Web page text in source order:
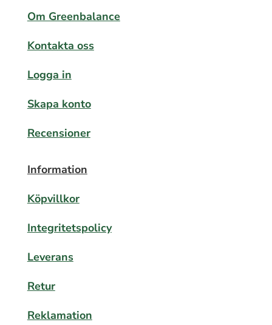
Om Greenbalance
Kontakta oss
Logga in
Skapa konto
Recensioner
Information
Köpvillkor
Integritetspolicy
Leverans
Retur
Reklamation